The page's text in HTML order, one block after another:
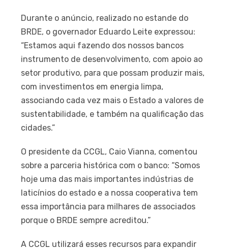
Durante o anúncio, realizado no estande do
BRDE, o governador Eduardo Leite expressou:
“Estamos aqui fazendo dos nossos bancos
instrumento de desenvolvimento, com apoio ao
setor produtivo, para que possam produzir mais,
com investimentos em energia limpa,
associando cada vez mais o Estado a valores de
sustentabilidade, e também na qualificação das
cidades.”
O presidente da CCGL, Caio Vianna, comentou
sobre a parceria histórica com o banco: “Somos
hoje uma das mais importantes indústrias de
laticínios do estado e a nossa cooperativa tem
essa importância para milhares de associados
porque o BRDE sempre acreditou.”
A CCGL utilizará esses recursos para expandir